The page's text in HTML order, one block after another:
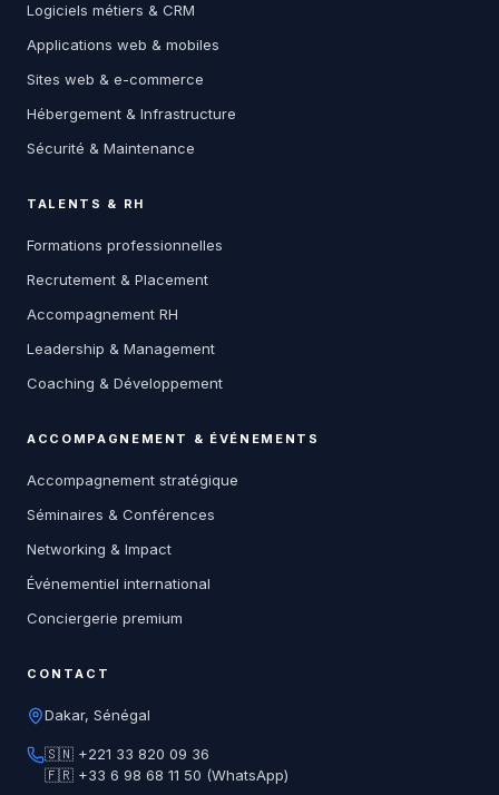
Logiciels métiers & CRM
Applications web & mobiles
Sites web & e-commerce
Hébergement & Infrastructure
Sécurité & Maintenance
TALENTS & RH
Formations professionnelles
Recrutement & Placement
Accompagnement RH
Leadership & Management
Coaching & Développement
ACCOMPAGNEMENT & ÉVÉNEMENTS
Accompagnement stratégique
Séminaires & Conférences
Networking & Impact
Événementiel international
Conciergerie premium
CONTACT
Dakar, Sénégal
🇸🇳 +221 33 820 09 36
🇫🇷 +33 6 98 68 11 50 (WhatsApp)